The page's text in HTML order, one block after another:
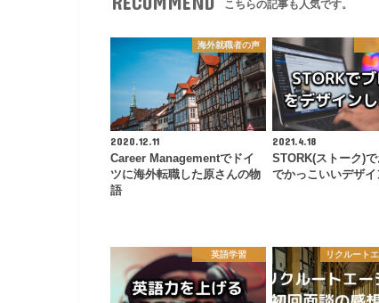
こちらの記事も人気です。
海外就職者の声
2020.12.11
Career Managementでドイ
ツに海外転職した原さんの物
語
2021.4.18
STORK(ストーク)
でかっこいいデザイ
英語学習 リクルート